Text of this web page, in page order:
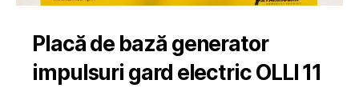
Placă de bază generator
impulsuri gard electric OLLI 11